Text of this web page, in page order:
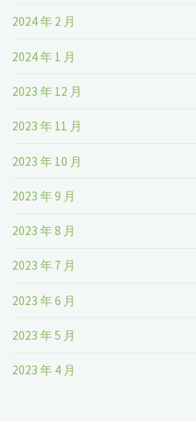
2024 年 2 月
2024 年 1 月
2023 年 12 月
2023 年 11 月
2023 年 10 月
2023 年 9 月
2023 年 8 月
2023 年 7 月
2023 年 6 月
2023 年 5 月
2023 年 4 月